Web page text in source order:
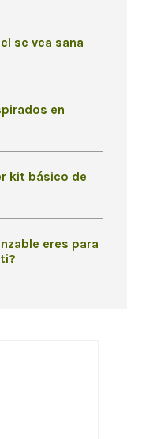
se vea sana
en
kit básico de
eres para